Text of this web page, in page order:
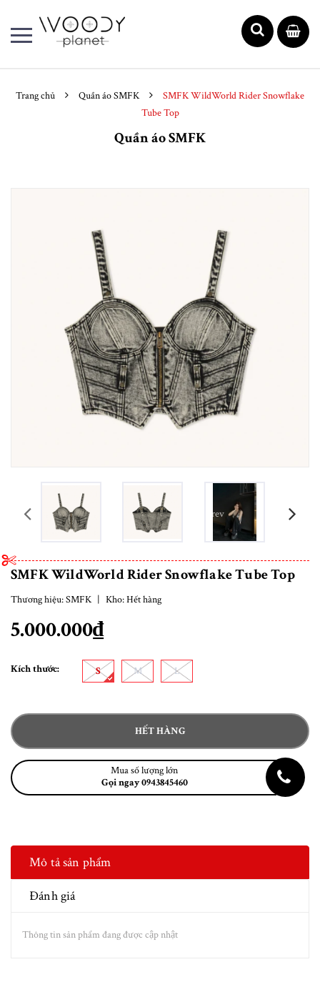
Trang chủ Quần áo SMFK
SMFK WildWorld Rider Snowflake
Tube Top
Quần áo SMFK
prev
SMFK WildWorld Rider Snowflake Tube Top
Thương hiệu:SMFK | Kho:Hết hàng
5.000.000₫
Kích thước: S M L
HẾT HÀNG
Mua số lượng lớn
Gọi ngay 0943845460
Mô tả sản phẩm
Đánh giá
Thông tin sản phẩm đang được cập nhật